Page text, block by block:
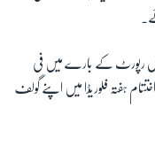
اس رپورٹ کے بارے میں فی
ہفتہ فلوریڈا میں اپنے گولف